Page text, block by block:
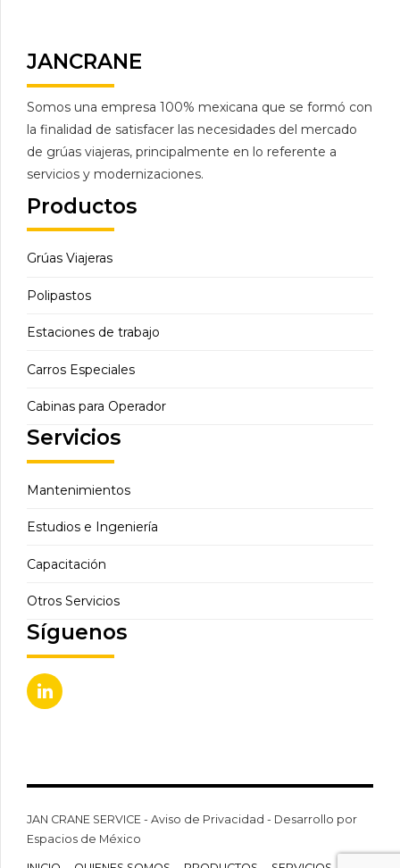
JANCRANE
Somos una empresa 100% mexicana que se formó con
la finalidad de satisfacer las necesidades del mercado
de grúas viajeras, principalmente en lo referente a
servicios y modernizaciones.
Productos
Grúas Viajeras
Polipastos
Estaciones de trabajo
Carros Especiales
Cabinas para Operador
Servicios
Mantenimientos
Estudios e Ingeniería
Capacitación
Otros Servicios
Síguenos
JAN CRANE SERVICE - Aviso de Privacidad - Desarrollo por
Espacios de México